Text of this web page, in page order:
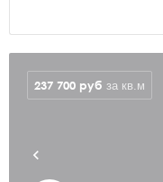
237 700 руб за кв.м